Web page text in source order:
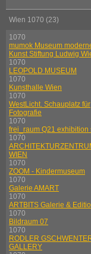
Wien 1070 (23)
1070
mumok Museum
Kunst Stiftung Ludwig
1070
LEOPOLD MUSEUM
1070
Kunsthalle Wien
1070
WestLicht. Schauplatz für
Fotografie
1070
frei_raum Q21 exhibition
1070
WIEN
1070
ZOOM - Kindermuseum
1070
Galerie AMART
1070
ARTBITS Galerie &
1070
Bildraum 07
1070
RODLER
GALLERY